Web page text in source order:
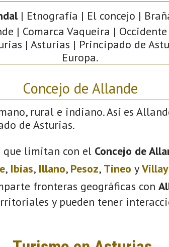
| Etnografía | El concejo |
| Comarca Vaqueira |
| Asturias | Principado de
Europa.
Concejo de Allande
rural e indiano. Así es
de Asturias.
que limitan con el Concejo de
, Ibias, Illano, Pesoz, Tineo y
fronteras geográficas con
y pueden tener